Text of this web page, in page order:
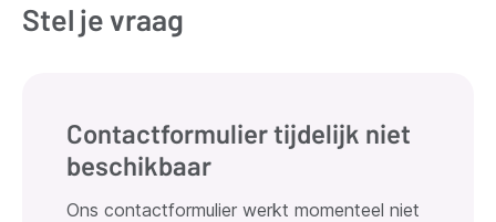
Stel je vraag
Contactformulier tijdelijk niet
beschikbaar
Ons contactformulier werkt momenteel niet